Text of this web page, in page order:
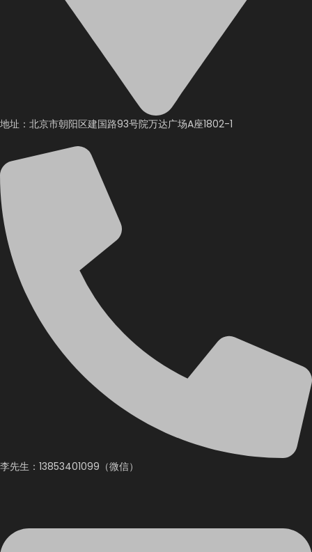
地址：北京市朝阳区建国路93号院万达广场A座1802-1
李先生：13853401099（微信）